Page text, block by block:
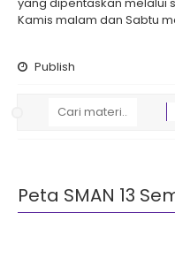
Kamis malam dan Sabtu
Publish
Peta SMAN 13